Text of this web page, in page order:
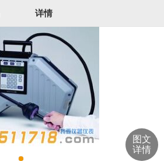
详情
图文
详情